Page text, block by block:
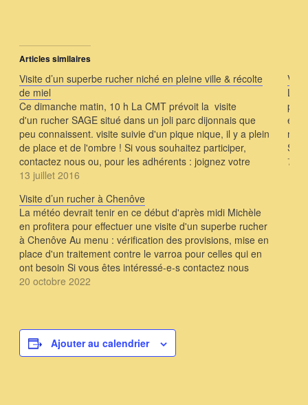
Articles similaires
Visite d’un superbe rucher niché en pleine ville & récolte
de miel
Ce dimanche matin, 10 h La CMT prévoit la visite
d'un rucher SAGE situé dans un joli parc dijonnais que
peu connaissent. visite suivie d'un pique nique, il y a plein
de place et de l'ombre ! Si vous souhaitez participer,
contactez nous ou, pour les adhérents : joignez votre
référent de rucher nous vous…
13 juillet 2016
Les
Si
7
Visite d’un rucher à Chenôve
La météo devrait tenir en ce début d'après midi Michèle
en profitera pour effectuer une visite d'un superbe rucher
à Chenôve Au menu : vérification des provisions, mise en
place d'un traitement contre le varroa pour celles qui en
ont besoin Si vous êtes intéressé-e-s contactez nous
20 octobre 2022
Ajouter au calendrier